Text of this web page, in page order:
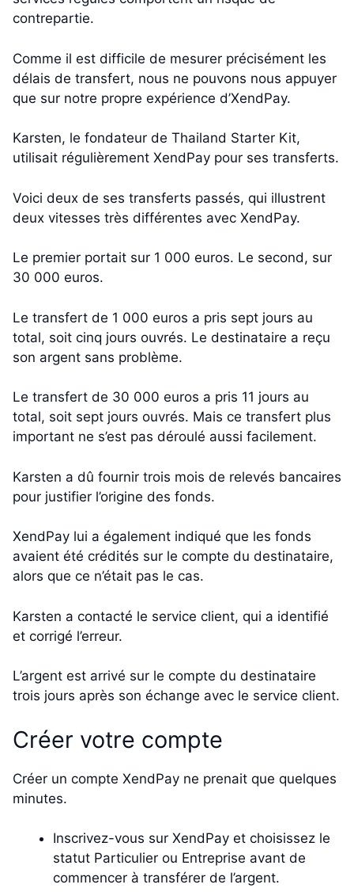
contrepartie.
Comme il est difficile de mesurer précisément les
délais de transfert, nous ne pouvons nous appuyer
que sur notre propre expérience d’XendPay.
Karsten, le fondateur de Thailand Starter Kit,
utilisait régulièrement XendPay pour ses transferts.
Voici deux de ses transferts passés, qui illustrent
deux vitesses très différentes avec XendPay.
Le premier portait sur 1 000 euros. Le second, sur
30 000 euros.
Le transfert de 1 000 euros a pris sept jours au
total, soit cinq jours ouvrés. Le destinataire a reçu
son argent sans problème.
Le transfert de 30 000 euros a pris 11 jours au
total, soit sept jours ouvrés. Mais ce transfert plus
important ne s’est pas déroulé aussi facilement.
Karsten a dû fournir trois mois de relevés bancaires
pour justifier l’origine des fonds.
XendPay lui a également indiqué que les fonds
avaient été crédités sur le compte du destinataire,
alors que ce n’était pas le cas.
Karsten a contacté le service client, qui a identifié
et corrigé l’erreur.
L’argent est arrivé sur le compte du destinataire
trois jours après son échange avec le service client.
Créer votre compte
Créer un compte XendPay ne prenait que quelques
minutes.
Inscrivez-vous sur XendPay et choisissez le
statut Particulier ou Entreprise avant de
commencer à transférer de l’argent.